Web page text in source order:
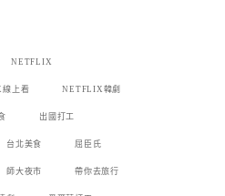
NETFLIX
上看 NETFLIX韓劇
出國打工
台北美食 屈臣氏
師大夜市 帶你去旅行